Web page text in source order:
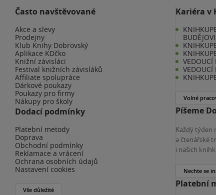
Často navštěvované
Akce a slevy
Prodejny
Klub Knihy Dobrovský
Aplikace KDčko
Knižní závisláci
Festival knižních závisláků
Affiliate spolupráce
Dárkové poukazy
Poukazy pro firmy
Nákupy pro školy
Dodací podmínky
Platební metody
Doprava
Obchodní podmínky
Reklamace a vrácení
Ochrana osobních údajů
Nastavení cookies
Vše důležité
Kariéra v
VEDOUCÍ
VEDOUCÍ
Volné
Píšeme
Každý týden
a čtenářské
i našich
Nechte se
Platební